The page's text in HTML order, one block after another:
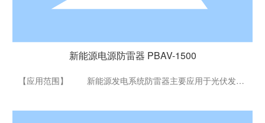
新能源电源防雷器 PBAV-1500
【应用范围】 新能源发电系统防雷器主要应用于光伏发电